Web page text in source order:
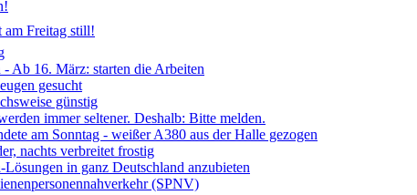
Freitag still!
Ab 16. März: starten die Arbeiten
gesucht
günstig
immer seltener. Deshalb: Bitte melden.
am Sonntag - weißer A380 aus der Halle gezogen
nachts verbreitet frostig
in ganz Deutschland anzubieten
(SPNV)